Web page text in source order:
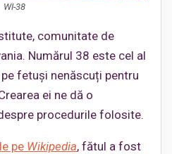
WI-38
comunitate de
Numărul 38 este cel al
fetuși nenăscuți pentru
ei ne dă o
procedurile folosite.
pe Wikipedia, fătul a fost